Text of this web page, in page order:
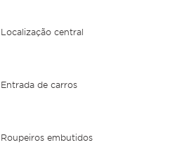
Localização central
Entrada de carros
Roupeiros embutidos